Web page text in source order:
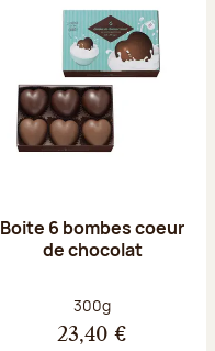
Boite 6 bombes coeur
de chocolat
Poids net :
300g
23,40 €